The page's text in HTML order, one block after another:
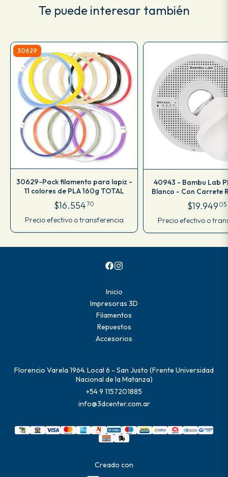
Te puede interesar también
30629
30629-Pack filamento para lapiz -
11 colores de PLA 160g TOTAL
$16.55470
Precio efectivo o transferencia
40943 - Bambu Lab
Blanco - Con Carrete
$19.949 05
Precio efectivo o
Inicio
Impresoras 3D
Filamentos
Repuestos
Accesorios
Florencio Varela 1964. Local 6 - San Justo (Frente Universidad
Nacional de la Matanza)
+54 9 1157201885
info@3dcenter.com.ar
Creado con